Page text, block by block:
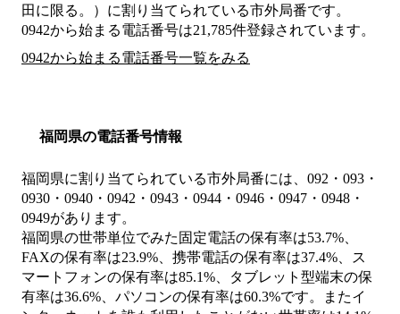
田に限る。） に割り当てられている市外局番です。
0942から始まる電話番号は21,785件登録されています。
0942から始まる電話番号一覧をみる
福岡県の電話番号情報
福岡県に割り当てられている市外局番には、092・093・
0930・0940・0942・0943・0944・0946・0947・0948・
0949があります。
福岡県の世帯単位でみた固定電話の保有率は53.7%、
FAXの保有率は23.9%、携帯電話の保有率は37.4%、ス
マートフォンの保有率は85.1%、タブレット型端末の保
有率は36.6%、パソコンの保有率は60.3%です。またイ